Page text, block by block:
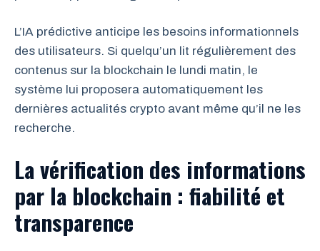
L’IA prédictive anticipe les besoins informationnels
des utilisateurs. Si quelqu’un lit régulièrement des
contenus sur la blockchain le lundi matin, le
système lui proposera automatiquement les
dernières actualités crypto avant même qu’il ne les
recherche.
La vérification des informations
par la blockchain : fiabilité et
transparence